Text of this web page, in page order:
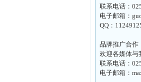
联系电话：
电子邮箱：
QQ：
品牌推广合作
欢迎各媒体与
联系电话：
电子邮箱：